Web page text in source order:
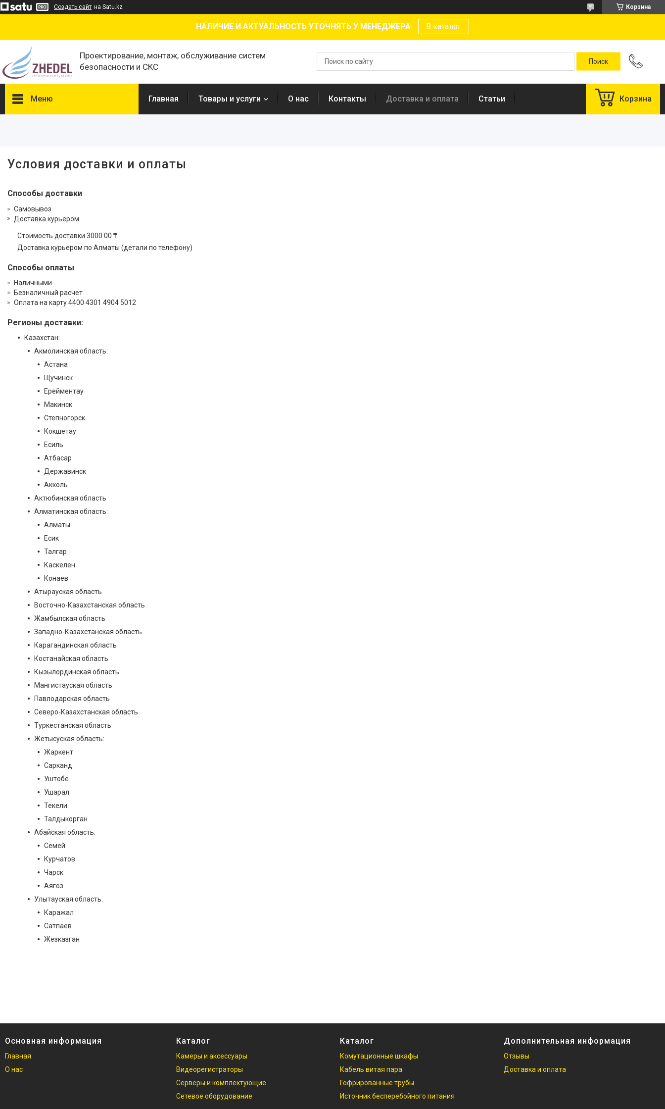
Создать сайт на Satu.kz Корзина
НАЛИЧИЕ И АКТУАЛЬНОСТЬ УТОЧНЯТЬ У МЕНЕДЖЕРА В каталог
Проектирование, монтаж, обслуживание систем
безопасности и СКС
Меню Главная Товары и услуги О нас Контакты Доставка и оплата Статьи Корзина
Условия доставки и оплаты
Способы доставки
Самовывоз
Доставка курьером
Стоимость доставки 3000.00 ₸.
Доставка курьером по Алматы (детали по телефону)
Способы оплаты
Наличными
Безналичный расчет
Оплата на карту 4400 4301 4904 5012
Регионы доставки:
Казахстан:
Акмолинская область:
Астана
Щучинск
Ерейментау
Макинск
Степногорск
Кокшетау
Есиль
Атбасар
Державинск
Акколь
Актюбинская область
Алматинская область:
Алматы
Есик
Талгар
Каскелен
Конаев
Атырауская область
Восточно-Казахстанская область
Жамбылская область
Западно-Казахстанская область
Карагандинская область
Костанайская область
Кызылординская область
Мангистауская область
Павлодарская область
Северо-Казахстанская область
Туркестанская область
Жетысуская область:
Жаркент
Сарканд
Уштобе
Ушарал
Текели
Талдыкорган
Абайская область:
Семей
Курчатов
Чарск
Аягоз
Улытауская область:
Каражал
Сатпаев
Жезказган
Основная информация
Главная
О нас
Каталог
Камеры и аксессуары
Видеорегистраторы
Серверы и комплектующие
Сетевое оборудование
Каталог
Комутационные шкафы
Кабель витая пара
Гофрированные трубы
Источник бесперебойного питания
Дополнительная информация
Отзывы
Доставка и оплата